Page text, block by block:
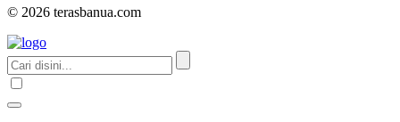
© 2026 terasbanua.com